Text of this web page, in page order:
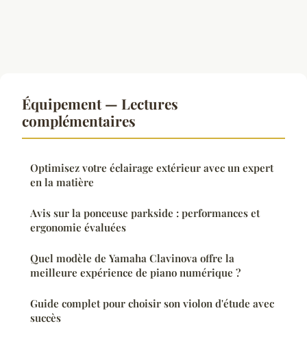
Équipement — Lectures
complémentaires
Optimisez votre éclairage extérieur avec un expert
en la matière
Avis sur la ponceuse parkside : performances et
ergonomie évaluées
Quel modèle de Yamaha Clavinova offre la
meilleure expérience de piano numérique ?
Guide complet pour choisir son violon d'étude avec
succès